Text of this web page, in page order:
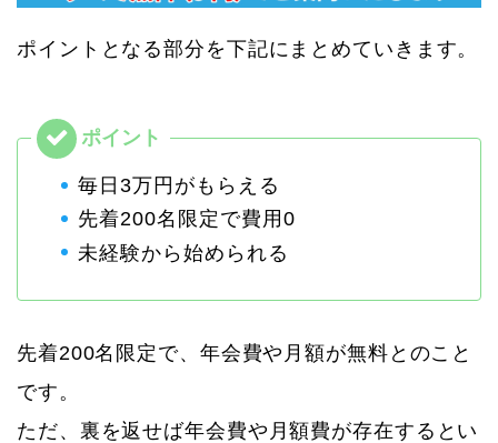
ポイントとなる部分を下記にまとめていきます。
毎日3万円がもらえる
先着200名限定で費用0
未経験から始められる
先着200名限定で、年会費や月額が無料とのこと
です。
ただ、裏を返せば年会費や月額費が存在するとい